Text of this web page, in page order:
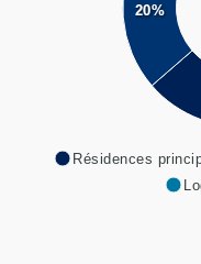
20%
Résidences